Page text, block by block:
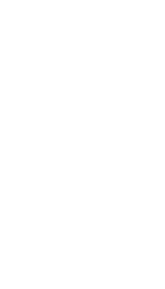
ายอสังหา กับที
ขายได้จริงๆ ช่